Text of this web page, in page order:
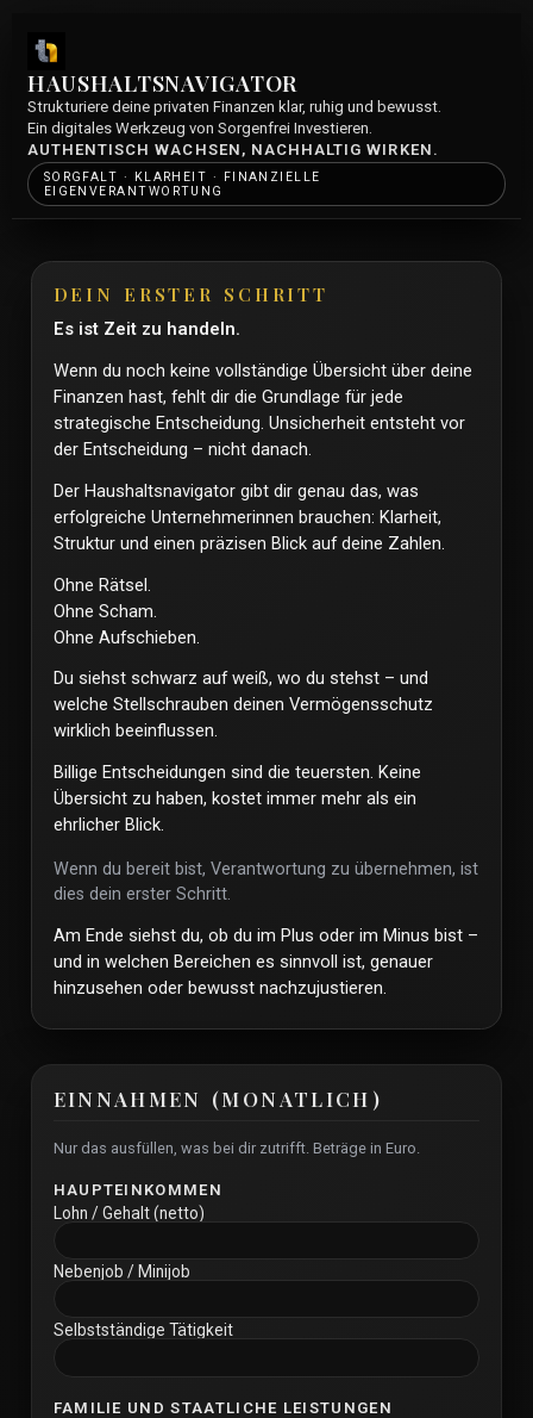
HAUSHALTSNAVIGATOR
Strukturiere deine privaten Finanzen klar, ruhig und bewusst.
Ein digitales Werkzeug von Sorgenfrei Investieren.
AUTHENTISCH WACHSEN, NACHHALTIG WIRKEN.
SORGFALT · KLARHEIT · FINANZIELLE
EIGENVERANTWORTUNG
DEIN ERSTER SCHRITT
Es ist Zeit zu handeln.
Wenn du noch keine vollständige Übersicht über deine
Finanzen hast, fehlt dir die Grundlage für jede
strategische Entscheidung. Unsicherheit entsteht vor
der Entscheidung – nicht danach.
Der Haushaltsnavigator gibt dir genau das, was
erfolgreiche Unternehmerinnen brauchen: Klarheit,
Struktur und einen präzisen Blick auf deine Zahlen.
Ohne Rätsel.
Ohne Scham.
Ohne Aufschieben.
Du siehst schwarz auf weiß, wo du stehst – und
welche Stellschrauben deinen Vermögensschutz
wirklich beeinflussen.
Billige Entscheidungen sind die teuersten. Keine
Übersicht zu haben, kostet immer mehr als ein
ehrlicher Blick.
Wenn du bereit bist, Verantwortung zu übernehmen, ist
dies dein erster Schritt.
Am Ende siehst du, ob du im Plus oder im Minus bist –
und in welchen Bereichen es sinnvoll ist, genauer
hinzusehen oder bewusst nachzujustieren.
EINNAHMEN (MONATLICH)
Nur das ausfüllen, was bei dir zutrifft. Beträge in Euro.
HAUPTEINKOMMEN
Lohn / Gehalt (netto)
Nebenjob / Minijob
Selbstständige Tätigkeit
FAMILIE UND STAATLICHE LEISTUNGEN